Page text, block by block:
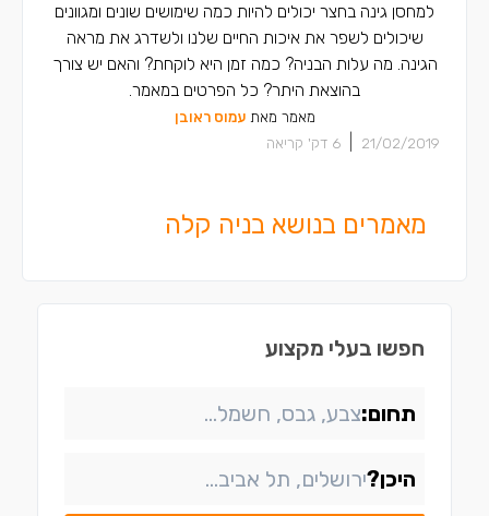
למחסן גינה בחצר יכולים להיות כמה שימושים שונים ומגוונים
שיכולים לשפר את איכות החיים שלנו ולשדרג את מראה
הגינה. מה עלות הבניה? כמה זמן היא לוקחת? והאם יש צורך
בהוצאת היתר? כל הפרטים במאמר.
מאמר מאתעמוס ראובן
21/02/2019
6 דק' קריאה
מאמרים בנושא בניה קלה
חפשו בעלי מקצוע
תחום:
היכן?